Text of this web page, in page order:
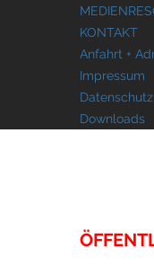
KONTAKT
Anfahrt +
Impressum
Datenschutz
Downloads